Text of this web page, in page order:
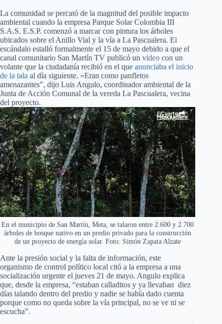
La comunidad se percató de la magnitud del posible impacto
ambiental cuando la empresa Parque Solar Colombia III
S.A.S. E.S.P. comenzó a marcar con pintura los árboles
ubicados sobre el Anillo Vial y la vía a La Pascualera. El
escándalo estalló formalmente el 15 de mayo debido a que el
canal comunitario San Martín TV publicó un video con un
volante que la ciudadanía recibió en el que anunciaba el inicio
de la tala al día siguiente. «Eran como panfletos
amenazantes”, dijo Luis Angulo, coordinador ambiental de la
Junta de Acción Comunal de la vereda La Pascualera, vecina
del proyecto.
En el municipio de San Martín, Meta, se talaron entre 2.600 y 2.700
árboles de bosque nativo en un predio privado para la construcción
de un proyecto de energía solar. Foto: Simón Zapata Alzate
Ante la presión social y la falta de información, este
organismo de control político local citó a la empresa a una
socialización urgente el jueves 21 de mayo. Angulo explica
que, desde la empresa, “estaban calladitos y ya llevaban diez
días talando dentro del predio y nadie se había dado cuenta
porque como no queda sobre la vía principal, no se ve ni se
escucha”.